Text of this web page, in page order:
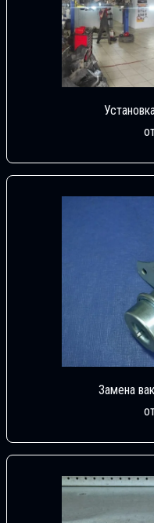
Замена